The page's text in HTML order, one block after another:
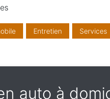
Entretien Services
auto à